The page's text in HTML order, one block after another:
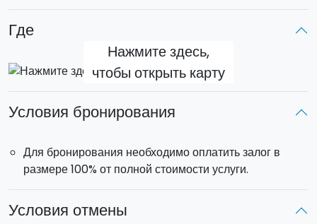
Где
Нажмите здесь,
чтобы открыть карту
Условия бронирования
Для бронирования необходимо оплатить залог в
размере 100% от полной стоимости услуги.
Условия отмены